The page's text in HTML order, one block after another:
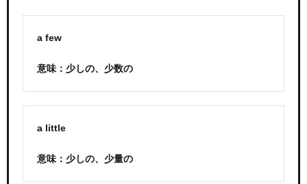
a few
意味：少しの、少数の
a little
意味：少しの、少量の